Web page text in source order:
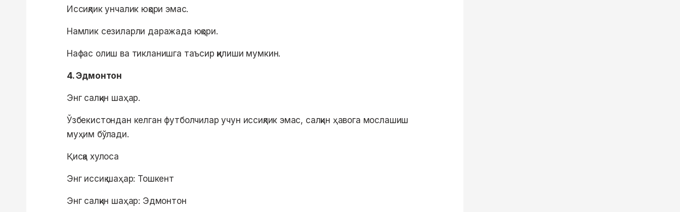
Иссиқлик унчалик юқори эмас.
Намлик сезиларли даражада юқори.
Нафас олиш ва тикланишга таъсир қилиши мумкин.
4. Эдмонтон
Энг салқин шаҳар.
Ўзбекистондан келган футболчилар учун иссиқлик эмас, салқин ҳавога мослашиш
муҳим бўлади.
Қисқа хулоса
Энг иссиқ шаҳар: Тошкент
Энг салқин шаҳар: Эдмонтон